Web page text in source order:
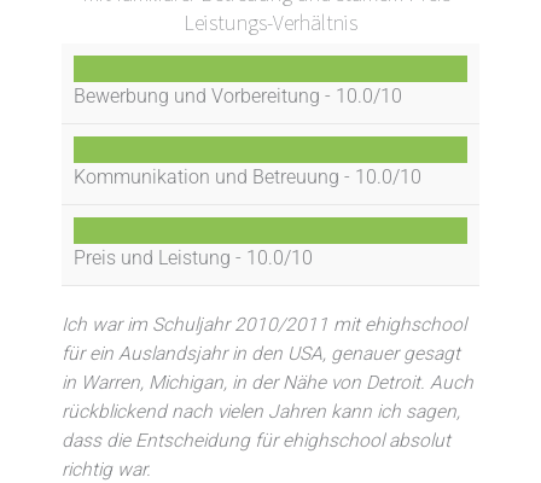
Leistungs-Verhältnis
Bewerbung und Vorbereitung - 10.0/10
Kommunikation und Betreuung - 10.0/10
Preis und Leistung - 10.0/10
Ich war im Schuljahr 2010/2011 mit ehighschool
für ein Auslandsjahr in den USA, genauer gesagt
in Warren, Michigan, in der Nähe von Detroit. Auch
rückblickend nach vielen Jahren kann ich sagen,
dass die Entscheidung für ehighschool absolut
richtig war.